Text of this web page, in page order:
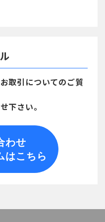
お取引についてのご質
下さい。
わせ
はこちら